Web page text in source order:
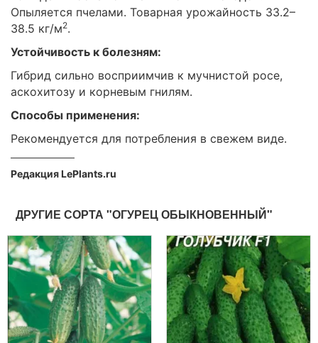
Опыляется пчелами. Товарная урожайность 33.2–
38.5 кг/м2.
Устойчивость к болезням:
Гибрид сильно восприимчив к мучнистой росе,
аскохитозу и корневым гнилям.
Способы применения:
Рекомендуется для потребления в свежем виде.
Редакция LePlants.ru
ДРУГИЕ СОРТА "ОГУРЕЦ ОБЫКНОВЕННЫЙ"